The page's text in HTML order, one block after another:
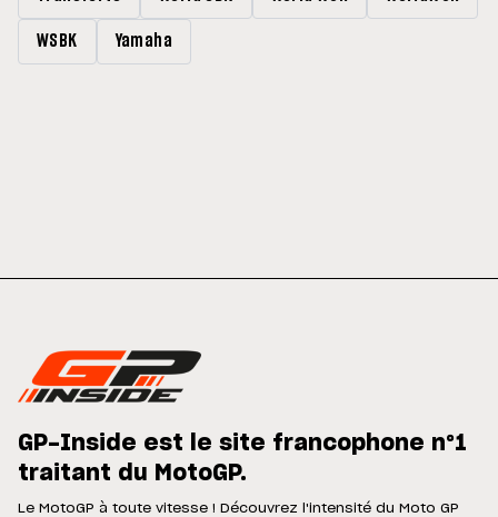
WSBK Yamaha
GP-Inside est le site francophone n°1
traitant du MotoGP.
Le MotoGP à toute vitesse ! Découvrez l'intensité du Moto GP